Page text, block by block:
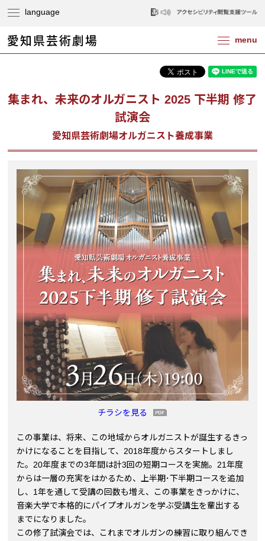
集まれ、未来のオルガニスト 2025 下半期 修了
試演会
愛知県芸術劇場オルガニスト養成事業
チラシを見る
この事業は、将来、この地域からオルガニストが誕生するきっ
かけになることを目指して、2018年度からスタートしまし
た。20年度までの3年間は計3回の短期コースを実施。21年度
からは一層の充実をはかるため、上半期･下半期コースを追加
し、1年を通して受講の回数も増え、この事業をきっかけに、
音楽大学で本格的にパイプオルガンを学ぶ受講生を輩出する
までになりました。
この修了試演会では、これまでオルガンの練習に取り組んでき